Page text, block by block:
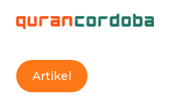
Artikel